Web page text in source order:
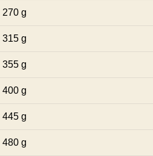
270 g
315 g
355 g
400 g
445 g
480 g